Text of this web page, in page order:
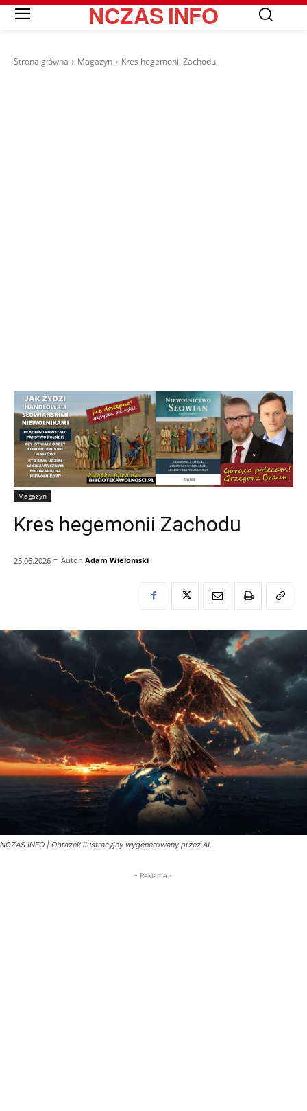
NCZASINFO
Strona główna Magazyn Kres hegemonii Zachodu
Magazyn
Kres hegemonii Zachodu
25.06.2026 - Autor: Adam Wielomski
NCZAS.INFO | Obrazek ilustracyjny wygenerowany przez AI.
- Reklama -